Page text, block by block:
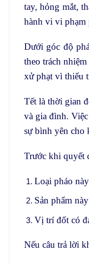
tay, hỏng mắt,
hành vi vi phạm
Dưới góc độ
theo trách
xử phạt vì thiếu
Tết là thời gian
và gia đình.
sự bình yên cho
Trước khi quyết
Loại pháo
Sản phẩm
Vị trí đốt có
Nếu câu trả lời